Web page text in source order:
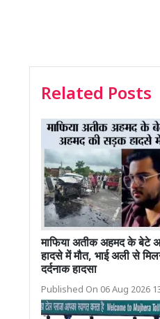
Related Posts
माफिया अतीक अहमद के बेटे
हादसे में मौत, भाई अली से
दर्दनाक हादसा
Published On 06 Aug 2026